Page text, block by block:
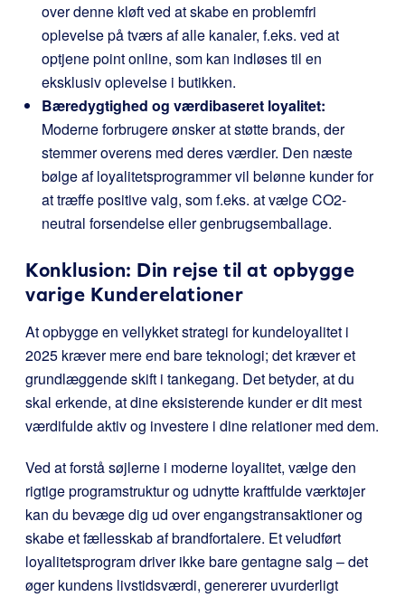
over denne kløft ved at skabe en problemfri
oplevelse på tværs af alle kanaler, f.eks. ved at
optjene point online, som kan indløses til en
eksklusiv oplevelse i butikken.
Bæredygtighed og værdibaseret loyalitet:
Moderne forbrugere ønsker at støtte brands, der
stemmer overens med deres værdier. Den næste
bølge af loyalitetsprogrammer vil belønne kunder for
at træffe positive valg, som f.eks. at vælge CO2-
neutral forsendelse eller genbrugsemballage.
Konklusion: Din rejse til at opbygge
varige Kunderelationer
At opbygge en vellykket strategi for kundeloyalitet i
2025 kræver mere end bare teknologi; det kræver et
grundlæggende skift i tankegang. Det betyder, at du
skal erkende, at dine eksisterende kunder er dit mest
værdifulde aktiv og investere i dine relationer med dem.
Ved at forstå søjlerne i moderne loyalitet, vælge den
rigtige programstruktur og udnytte kraftfulde værktøjer
kan du bevæge dig ud over engangstransaktioner og
skabe et fællesskab af brandfortalere. Et veludført
loyalitetsprogram driver ikke bare gentagne salg – det
øger kundens livstidsværdi, genererer uvurderligt